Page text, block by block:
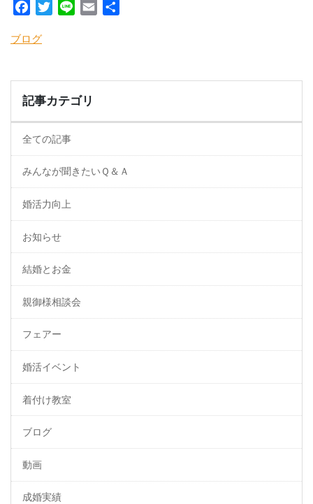
Facebook
TwitterLine Email
ブログ
記事カテゴリ
全ての記事
みんなが聞きたいＱ＆Ａ
婚活力向上
お知らせ
結婚とお金
親御様相談会
フェアー
婚活イベント
着付け教室
ブログ
動画
成婚実績